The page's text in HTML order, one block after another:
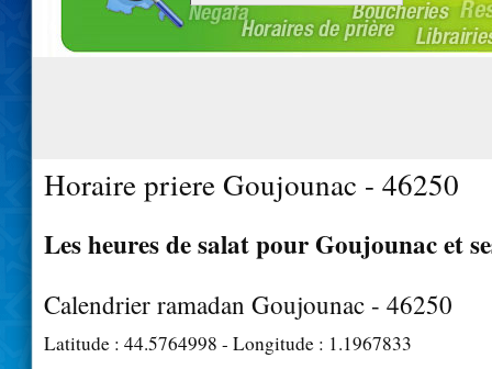
Horaire priere Goujounac - 46250
Les heures de salat pour Goujounac et
Calendrier ramadan Goujounac - 46250
Latitude : 44.5764998 - Longitude : 1.1967833